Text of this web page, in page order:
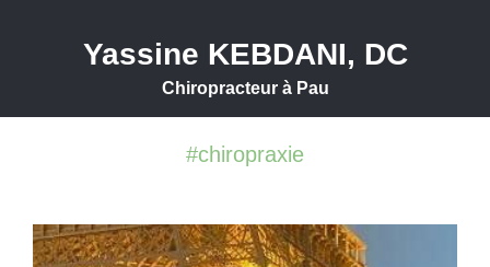
Yassine KEBDANI, DC
Chiropracteur à Pau
#chiropraxie